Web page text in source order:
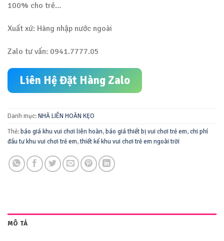
100% cho trẻ…
Xuất xứ: Hàng nhập nước ngoài
Zalo tư vấn: 0941.7777.05
Liên Hệ Đặt Hàng Zalo
Danh mục:NHÀ LIÊN HOÀN KẸO
Thẻ:báo giá khu vui chơi liên hoàn,báo giá thiết bị vui chơi trẻ em,chi phí
đầu tư khu vui chơi trẻ em,thiết kế khu vui chơi trẻ em ngoài trời
MÔ TẢ